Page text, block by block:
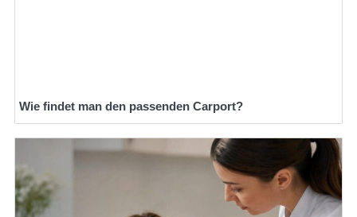
Wie findet man den passenden Carport?